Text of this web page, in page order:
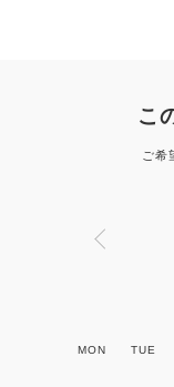
こ
ご希
MON TUE